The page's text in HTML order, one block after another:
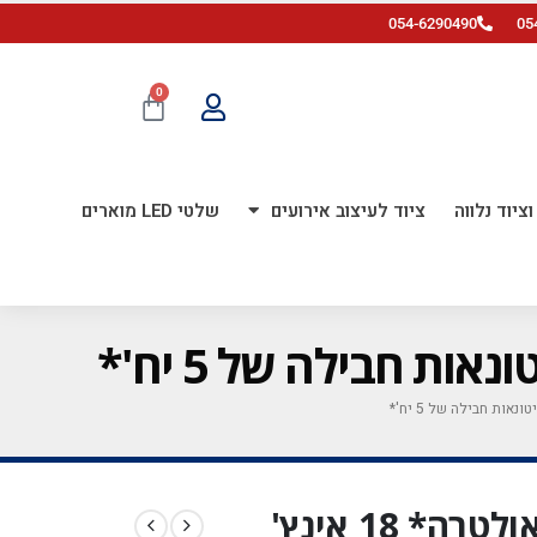
054-6290490
0
נלווה ציוד לעיצוב אירועים שלטי LED מוארים
מיילר כוכב כתום *זוהר באולטרה* 18 אינץ'